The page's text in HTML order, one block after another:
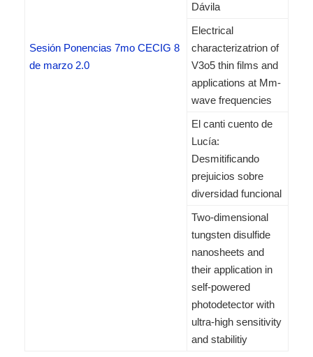
Sesión Ponencias 7mo CECIG 8
de marzo 2.0
Dávila
Electrical
characterizatrion of
V3o5 thin films and
applications at Mm-
wave frequencies
El canti cuento de
Lucía:
Desmitificando
prejuicios sobre
diversidad funcional
Two-dimensional
tungsten disulfide
nanosheets and
their application in
self-powered
photodetector with
ultra-high sensitivity
and stabilitiy